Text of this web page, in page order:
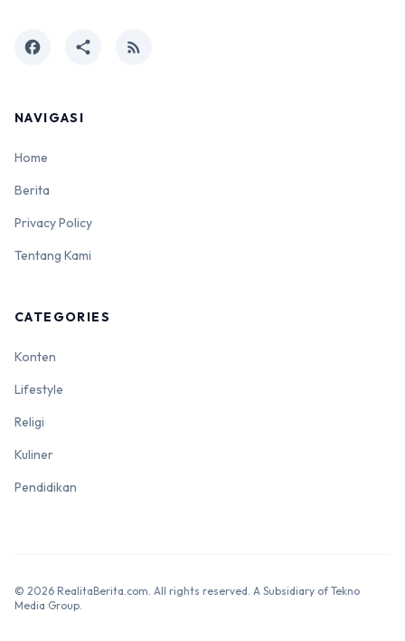
facebook share rss_feed
NAVIGASI
Home
Berita
Privacy Policy
Tentang Kami
CATEGORIES
Konten
Lifestyle
Religi
Kuliner
Pendidikan
© 2026 RealitaBerita.com. All rights reserved. A Subsidiary of Tekno
Media Group.